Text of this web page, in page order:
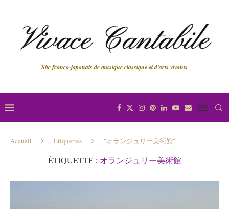
Site franco-japonais de musique classique et d'arts vivants
Accueil Étiquettes "オランジュリー美術館"
ÉTIQUETTE : オランジュリー美術館